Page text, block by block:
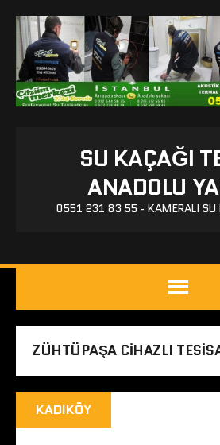
SU KAÇAĞI
ANADOLU
0551 231 83 55 - KAMERALI SU
ZÜHTÜPAŞA CIHAZLI
KADIKÖY